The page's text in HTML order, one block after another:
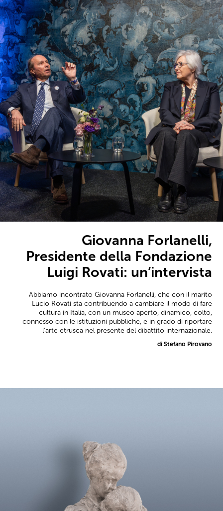
Giovanna Forlanelli,
Presidente della Fondazione
Luigi Rovati: un’intervista
Abbiamo incontrato Giovanna Forlanelli, che con il marito
Lucio Rovati sta contribuendo a cambiare il modo di fare
cultura in Italia, con un museo aperto, dinamico, colto,
connesso con le istituzioni pubbliche, e in grado di riportare
l'arte etrusca nel presente del dibattito internazionale.
di Stefano Pirovano